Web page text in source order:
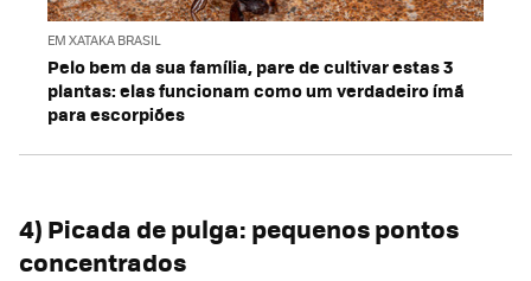
EM XATAKA BRASIL
Pelo bem da sua família, pare de cultivar estas 3
plantas: elas funcionam como um verdadeiro ímã
para escorpiões
4) Picada de pulga: pequenos pontos
concentrados